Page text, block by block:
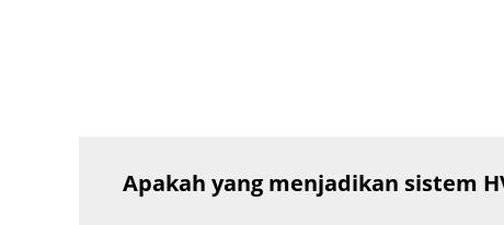
Apakah yang menjadikan sistem